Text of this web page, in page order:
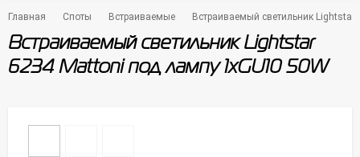
Главная Споты Встраиваемые Встраиваемый светильник
Встраиваемый светильник Lightstar
6234 Mattoni под лампу 1xGU10 50W